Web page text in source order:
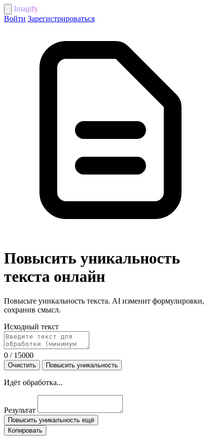
Imagify
Войти Зарегистрироваться
Повысить уникальность
текста онлайн
Повысьте уникальность текста. AI изменит формулировки,
сохранив смысл.
Исходный текст
0 / 15000
Очистить Повысить уникальность
Идёт обработка...
Результат
Повысить уникальность ещё
Копировать